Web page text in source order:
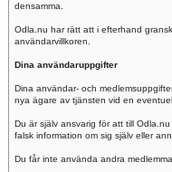
densamma.
Odla.nu har rätt att i efterhand
användarvillkoren.
Dina användaruppgifter
Dina användar- och
nya ägare av tjänsten vid en
Du är själv ansvarig för att till
falsk information om sig själv eller
Du får inte använda andra